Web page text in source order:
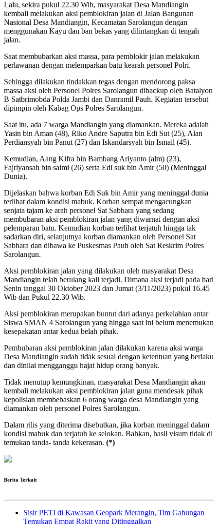
Lalu, sekira pukul 22.30 Wib, masyarakat Desa Mandiangin
kembali melakukan aksi pemblokiran jalan di Jalan Bangunan
Nasional Desa Mandiangin, Kecamatan Sarolangun dengan
menggunakan Kayu dan ban bekas yang dilintangkan di tengah
jalan.
Saat membubarkan aksi massa, para pemblokir jalan melakukan
perlawanan dengan melemparkan batu kearah personel Polri.
Sehingga dilakukan tindakkan tegas dengan mendorong paksa
massa aksi oleh Personel Polres Sarolangun dibackup oleh Batalyon
B Satbrimobda Polda Jambi dan Danramil Pauh. Kegiatan tersebut
dipimpin oleh Kabag Ops Polres Sarolangun.
Saat itu, ada 7 warga Mandiangin yang diamankan. Mereka adalah
Yasin bin Aman (48), Riko Andre Saputra bin Edi Sut (25), Alan
Perdiansyah bin Panut (27) dan Iskandarsyah bin Ismail (45).
Kemudian, Aang Kifra bin Bambang Ariyanto (alm) (23),
Fajriyansah bin saimi (26) serta Edi suk bin Amir (50) (Meninggal
Dunia).
Dijelaskan bahwa korban Edi Suk bin Amir yang meninggal dunia
terlihat dalam kondisi mabuk. Korban sempat mengacungkan
senjata tajam ke arah personel Sat Sabhara yang sedang
membubaran aksi pemblokiran jalan yang diwarnai dengan aksi
pelemparan batu. Kemudian korban terlihat terjatuh hingga tak
sadarkan diri, selanjutnya korban diamankan oleh Personel Sat
Sabhara dan dibawa ke Puskesmas Pauh oleh Sat Reskrim Polres
Sarolangun.
Aksi pemblokiran jalan yang dilakukan oleh masyarakat Desa
Mandiangin telah berulang kali terjadi. Dimana aksi terjadi pada hari
Senin tanggal 30 Oktober 2023 dan Jumat (3/11/2023) pukul 16.45
Wib dan Pukul 22.30 Wib.
Aksi pemblokiran merupakan buntut dari adanya perkelahian antar
Siswa SMAN 4 Sarolangun yang hingga saat ini belum menemukan
kesepakatan antar kedua belah pihak.
Pembubaran aksi pemblokiran jalan dilakukan karena aksi warga
Desa Mandiangin sudah tidak sesuai dengan ketentuan yang berlaku
dan dinilai mengganggu hajat hidup orang banyak.
Tidak menutup kemungkinan, masyarakat Desa Mandiangin akan
kembali melakukan aksi pemblokiran jalan guna mendesak pihak
kepolisian membebaskan 6 orang warga desa Mandiangin yang
diamankan oleh personel Polres Sarolangun.
Dalam rilis yang diterima disebutkan, jika korban meninggal dalam
kondisi mabuk dan terjatuh ke selokan. Bahkan, hasil visum tidak di
temukan tanda- tanda kekerasan. (*)
Berita Terkait
Sisir PETI di Kawasan Geopark Merangin, Tim Gabungan
Temukan Empat Rakit yang Ditinggalkan